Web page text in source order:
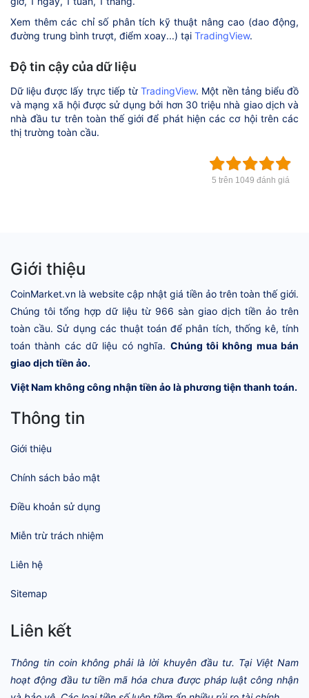
Xem thêm các chỉ số phân tích kỹ thuật nâng cao (dao động,
đường trung bình trượt, điểm xoay...) tại TradingView.
Độ tin cậy của dữ liệu
Dữ liệu được lấy trực tiếp từTradingView. Một nền tảng biểu đồ
và mạng xã hội được sử dụng bởi hơn 30 triệu nhà giao dịch và
nhà đầu tư trên toàn thế giới để phát hiện các cơ hội trên các
thị trường toàn cầu.
5 trên 1049 đánh giá
Giới thiệu
CoinMarket.vn là website cập nhật giá tiền ảo trên toàn thế giới.
Chúng tôi tổng hợp dữ liệu từ 966 sàn giao dịch tiền ảo trên
toàn cầu. Sử dụng các thuật toán để phân tích, thống kê, tính
toán thành các dữ liệu có nghĩa. Chúng tôi không mua bán
giao dịch tiền ảo.
Việt Nam không công nhận tiền ảo là phương tiện thanh toán.
Thông tin
Giới thiệu
Chính sách bảo mật
Điều khoản sử dụng
Miễn trừ trách nhiệm
Liên hệ
Sitemap
Liên kết
Thông tin coin không phải là lời khuyên đầu tư. Tại Việt Nam
hoạt động đầu tư tiền mã hóa chưa được pháp luật công nhận